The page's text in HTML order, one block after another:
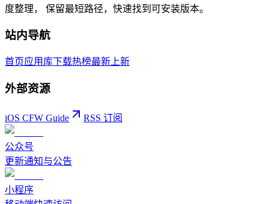
度整理， 保留最短路径，快速找到可安装版本。
站内导航
首页应用库下载热榜最新上新
外部资源
iOS CFW Guide RSS 订阅
公众号
更新通知与公告
小程序